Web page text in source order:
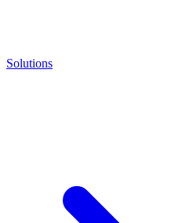
Solutions